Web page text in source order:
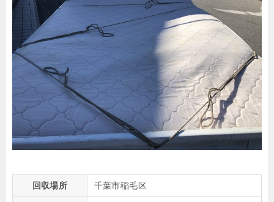
回収場所 千葉市稲毛区